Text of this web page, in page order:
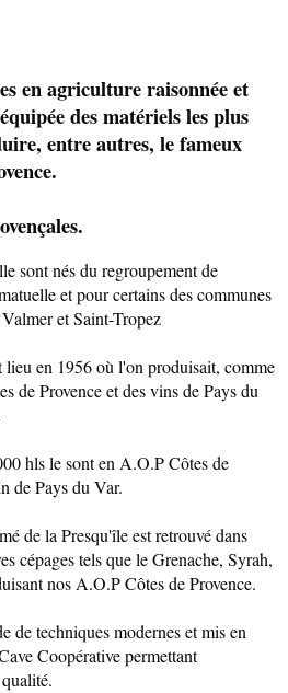
en agriculture raisonnée et
des matériels les plus
entre autres, le fameux
sont nés du regroupement de
et pour certains des communes
et Saint-Tropez
en 1956 où l'on produisait, comme
de Provence et des vins de Pays du
hls le sont en A.O.P Côtes de
de Pays du Var.
de la Presqu'île est retrouvé dans
cépages tels que le Grenache, Syrah,
nos A.O.P Côtes de Provence.
de techniques modernes et mis en
Coopérative permettant